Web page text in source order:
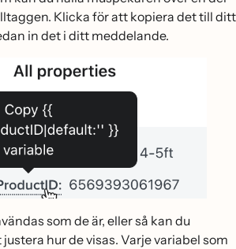
Klicka för att kopiera det till ditt
in det i ditt meddelande.
som de är, eller så kan du
hur de visas. Varje variabel som